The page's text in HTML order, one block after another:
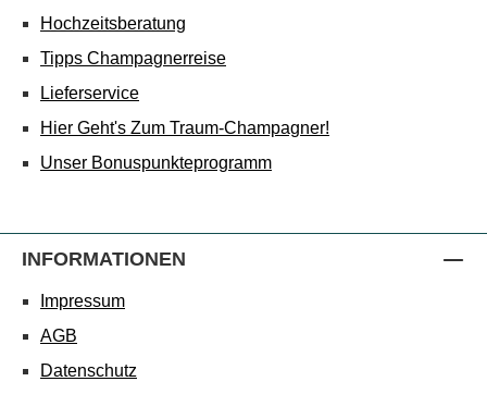
Hochzeitsberatung
Tipps Champagnerreise
Lieferservice
Hier Geht's Zum Traum-Champagner!
Unser Bonuspunkteprogramm
INFORMATIONEN
Impressum
AGB
Datenschutz